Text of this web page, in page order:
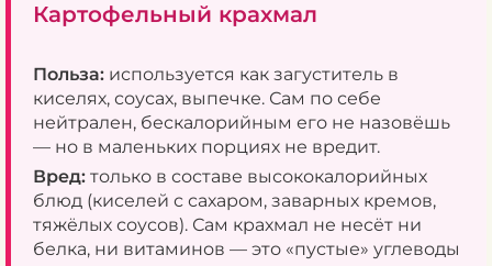
Картофельный крахмал
Польза: используется как загуститель в
киселях, соусах, выпечке. Сам по себе
нейтрален, бескалорийным его не назовёшь
— но в маленьких порциях не вредит.
Вред: только в составе высококалорийных
блюд (киселей с сахаром, заварных кремов,
тяжёлых соусов). Сам крахмал не несёт ни
белка, ни витаминов — это «пустые» углеводы